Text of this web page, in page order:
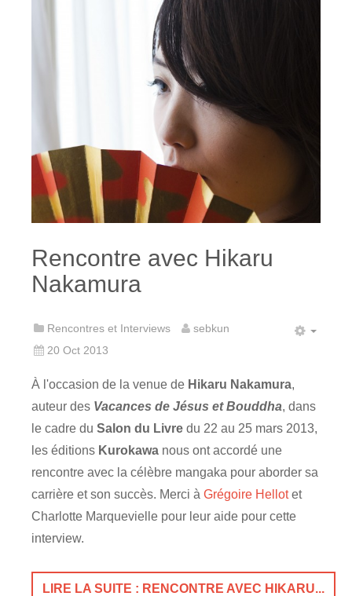
Rencontre avec Hikaru
Nakamura
Rencontres et Interviews
sebkun
20 Oct 2013
À l'occasion de la venue de Hikaru Nakamura,
auteur des Vacances de Jésus et Bouddha, dans
le cadre du Salon du Livre du 22 au 25 mars 2013,
les éditions Kurokawa nous ont accordé une
rencontre avec la célèbre mangaka pour aborder sa
carrière et son succès. Merci à Grégoire Hellotet
Charlotte Marquevielle pour leur aide pour cette
interview.
LIRE LA SUITE : RENCONTRE AVEC HIKARU...